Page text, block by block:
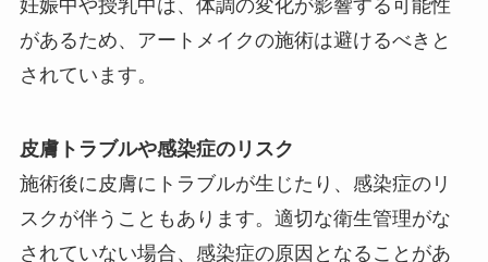
妊娠中や授乳中は、体調の変化が影響する可能性
があるため、アートメイクの施術は避けるべきと
されています。
皮膚トラブルや感染症のリスク
施術後に皮膚にトラブルが生じたり、感染症のリ
スクが伴うこともあります。適切な衛生管理がな
されていない場合、感染症の原因となることがあ